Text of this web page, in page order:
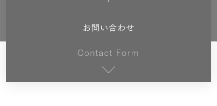
お問い合わせ
Contact Form